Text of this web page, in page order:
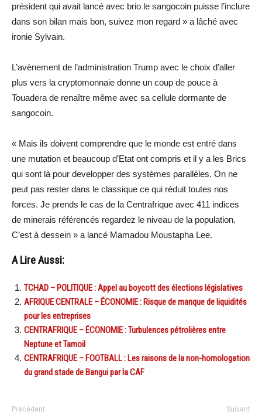
président qui avait lancé avec brio le sangocoin puisse l’inclure
dans son bilan mais bon, suivez mon regard » a lâché avec
ironie Sylvain.
L’avènement de l’administration Trump avec le choix d’aller
plus vers la cryptomonnaie donne un coup de pouce à
Touadera de renaître même avec sa cellule dormante de
sangocoin.
« Mais ils doivent comprendre que le monde est entré dans
une mutation et beaucoup d’Etat ont compris et il y a les Brics
qui sont là pour developper des systèmes parallèles. On ne
peut pas rester dans le classique ce qui réduit toutes nos
forces. Je prends le cas de la Centrafrique avec 411 indices
de minerais référencés regardez le niveau de la population.
C’est à dessein » a lancé Mamadou Moustapha Lee.
A Lire Aussi:
TCHAD – POLITIQUE : Appel au boycott des élections législatives
AFRIQUE CENTRALE – ÉCONOMIE : Risque de manque de liquidités
pour les entreprises
CENTRAFRIQUE – ÉCONOMIE : Turbulences pétrolières entre
Neptune et Tamoil
CENTRAFRIQUE – FOOTBALL : Les raisons de la non-homologation
du grand stade de Bangui par la CAF
Précédent Suivant